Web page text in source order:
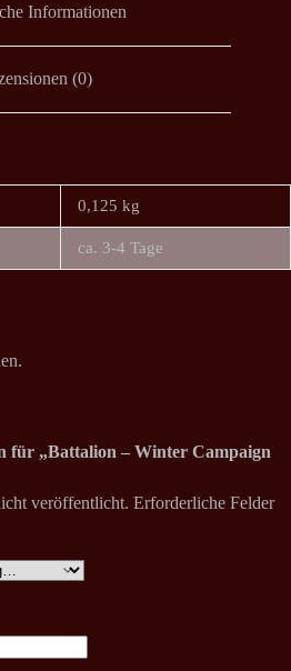
Informationen
(0)
0,125 kg
ca. 3-4 Tage
für „Battalion – Winter Campaign
veröffentlicht. Erforderliche Felder